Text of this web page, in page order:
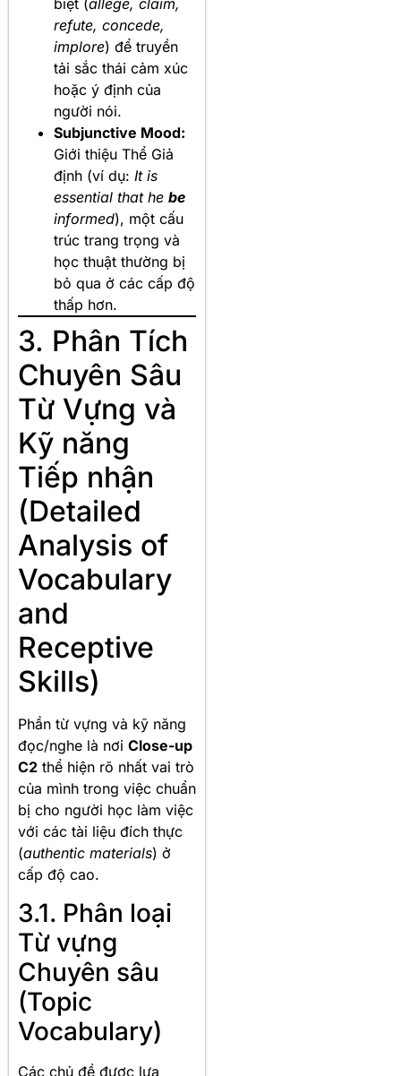
biệt (allege, claim,
refute, concede,
implore) để truyền
tải sắc thái cảm xúc
hoặc ý định của
người nói.
Subjunctive Mood:
Giới thiệu Thể Giả
định (ví dụ: It is
essential that he be
informed), một cấu
trúc trang trọng và
học thuật thường bị
bỏ qua ở các cấp độ
thấp hơn.
3. Phân Tích
Chuyên Sâu
Từ Vựng và
Kỹ năng
Tiếp nhận
(Detailed
Analysis of
Vocabulary
and
Receptive
Skills)
Phần từ vựng và kỹ năng
đọc/nghe là nơi Close-up
C2 thể hiện rõ nhất vai trò
của mình trong việc chuẩn
bị cho người học làm việc
với các tài liệu đích thực
(authentic materials) ở
cấp độ cao.
3.1. Phân loại
Từ vựng
Chuyên sâu
(Topic
Vocabulary)
Các chủ đề được lựa